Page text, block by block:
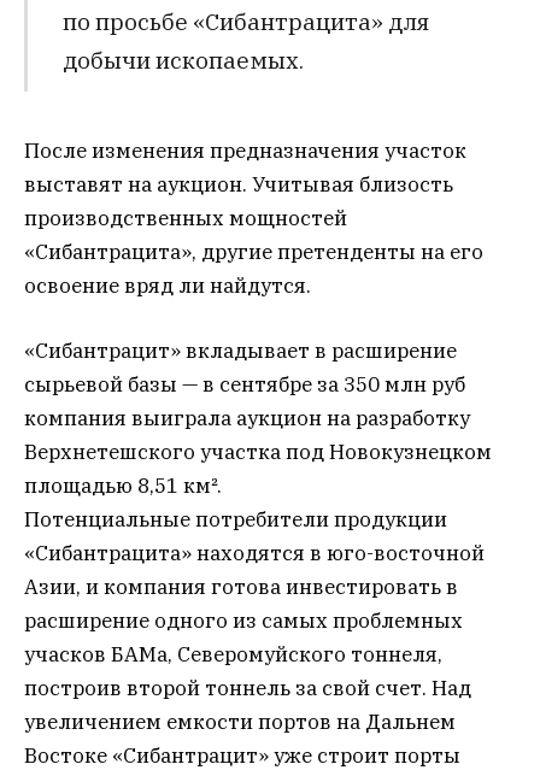
по просьбе «Сибантрацита» для
добычи ископаемых.
После изменения предназначения участок
выставят на аукцион. Учитывая близость
производственных мощностей
«Сибантрацита», другие претенденты на его
освоение вряд ли найдутся.
«Сибантрацит» вкладывает в расширение
сырьевой базы — в сентябре за 350 млн руб
компания выиграла аукцион на разработку
Верхнетешского участка под Новокузнецком
площадью 8,51 км².
Потенциальные потребители продукции
«Сибантрацита» находятся в юго-восточной
Азии, и компания готова инвестировать в
расширение одного из самых проблемных
учасков БАМа, Северомуйского тоннеля,
построив второй тоннель за свой счет. Над
увеличением емкости портов на Дальнем
Востоке «Сибантрацит» уже строит порты